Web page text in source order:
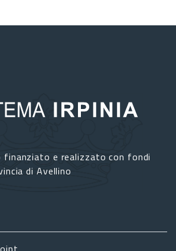
e realizzato con fondi
di Avellino